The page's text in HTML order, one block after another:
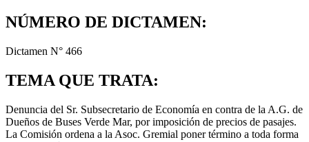
NÚMERO DE DICTAMEN:
Dictamen N° 466
TEMA QUE TRATA:
Denuncia del Sr. Subsecretario de Economía en contra de la A.G. de
Dueños de Buses Verde Mar, por imposición de precios de pasajes.
La Comisión ordena a la Asoc. Gremial poner término a toda forma